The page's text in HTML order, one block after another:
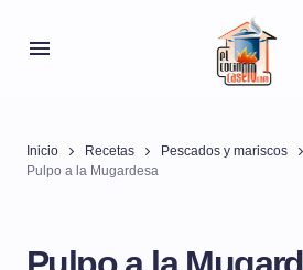
Inicio Recetas Pescados y mariscos
Pulpo a la Mugardesa